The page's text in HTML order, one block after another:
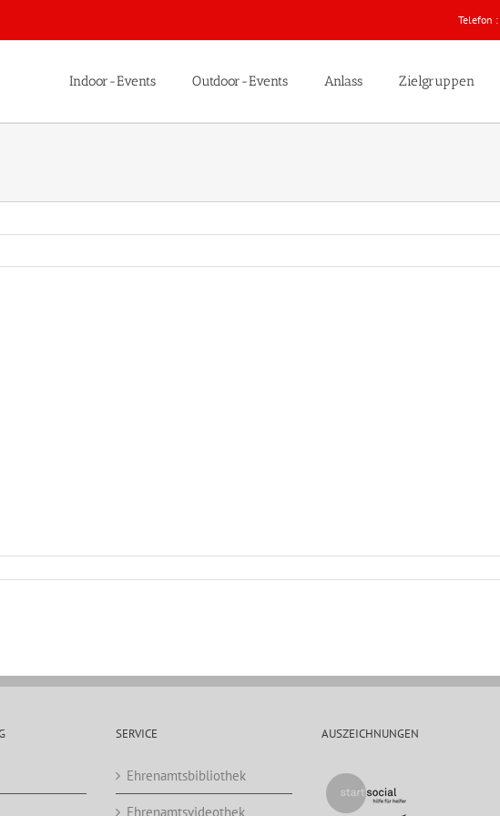
Telefon :
Indoor-Events Outdoor-Events Anlass Zielgruppen
SERVICE
Ehrenamtsbibliothek
Ehrenamtsvideothek
AUSZEICHNUNGEN